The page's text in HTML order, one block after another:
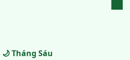
🌙 Tháng Sáu